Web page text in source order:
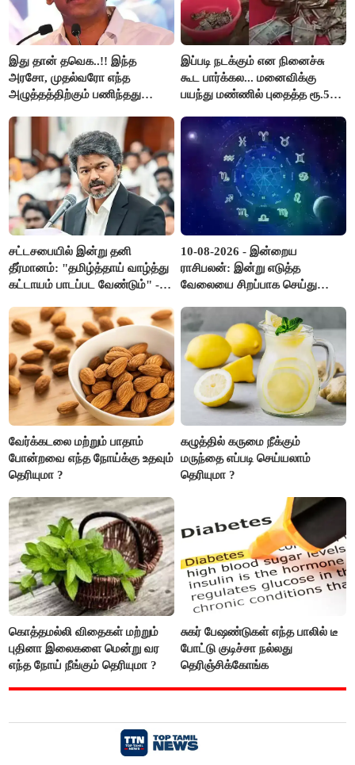
இது தான் தவெக..!! இந்த
அரசோ, முதல்வரோ எந்த
அழுத்தத்திற்கும் பணிந்தது
அருண்ராஜ்..!
இப்படி நடக்கும் என நினைச்சு
கூட பார்க்கல... மனைவிக்கு
பயந்து மண்ணில் புதைத்த ரூ.5
சட்டசபையில் இன்று தனி
தீர்மானம்: "தமிழ்த்தாய் வாழ்த்து
கட்டாயம் பாடப்பட வேண்டும்" -
10-08-2026 - இன்றைய
ராசிபலன்: இன்று எடுத்த
வேலையை சிறப்பாக செய்து
அதே நேரத்தில் கூடுதலாக
உழைக்க வேண்டி இருக்கும்..!
வேர்க்கடலை மற்றும் பாதாம்
போன்றவை எந்த நோய்க்கு உதவும்
தெரியுமா ?
கழுத்தில் கருமை நீக்கும்
மருந்தை எப்படி செய்யலாம்
தெரியுமா ?
கொத்தமல்லி விதைகள் மற்றும்
புதினா இலைகளை மென்று வர
எந்த நோய் நீங்கும் தெரியுமா ?
சுகர் பேஷண்டுகள் எந்த பாலில் டீ
போட்டு குடிச்சா நல்லது
தெரிஞ்சிக்கோங்க